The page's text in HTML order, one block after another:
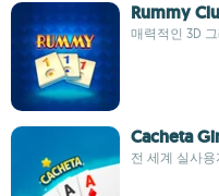
Rummy
매력적인 3D
Cacheta
전 세계 실사